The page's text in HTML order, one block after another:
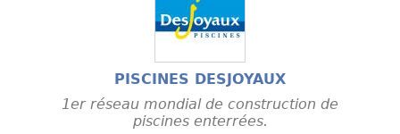
PISCINES DESJOYAUX
1er réseau mondial de construction de
piscines enterrées.